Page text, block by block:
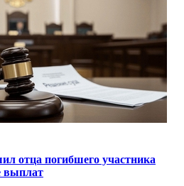
отца погибшего участника
выплат